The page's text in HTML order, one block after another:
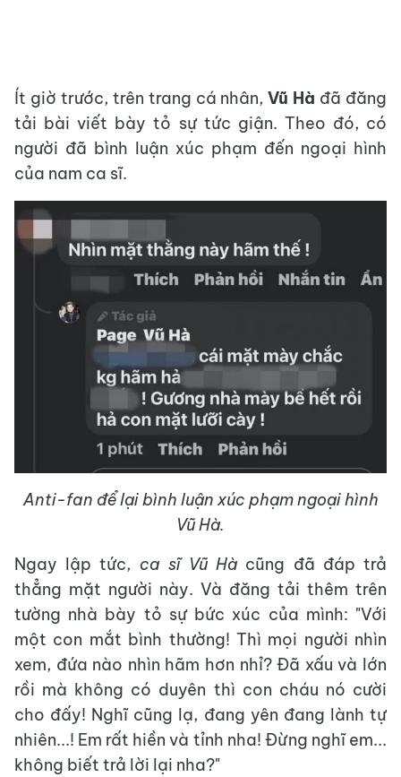
Ít giờ trước, trên trang cá nhân,Vũ Hà đã đăng
tải bài viết bày tỏ sự tức giận. Theo đó, có
người đã bình luận xúc phạm đến ngoại hình
của nam ca sĩ.
Anti-fan để lại bình luận xúc phạm ngoại hình
Vũ Hà.
Ngay lập tức, ca sĩ Vũ Hà cũng đã đáp trả
thẳng mặt người này. Và đăng tải thêm trên
tường nhà bày tỏ sự bức xúc của mình: "Với
một con mắt bình thường! Thì mọi người nhìn
xem, đứa nào nhìn hãm hơn nhỉ? Đã xấu và lớn
rồi mà không có duyên thì con cháu nó cười
cho đấy! Nghĩ cũng lạ, đang yên đang lành tự
nhiên...! Em rất hiền và tỉnh nha! Đừng nghĩ em...
không biết trả lời lại nha?"